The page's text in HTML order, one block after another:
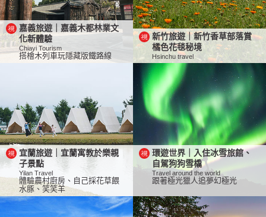
嘉義旅遊｜嘉義木都林業文
化新體驗
Chiayi Tourism
搭檜木列車玩隱藏版鐵路線
新竹旅遊｜新竹香草部落賞
橘色花毯秘境
Hsinchu travel
宜蘭旅遊｜宜蘭寓教於樂親
子景點
Yilan Travel
體驗農村廚房、自己採花草餵
水豚、笑笑羊
環遊世界｜入住冰雪旅館、
自駕狗狗雪橇
Travel around the world
跟著極光獵人追夢幻極光